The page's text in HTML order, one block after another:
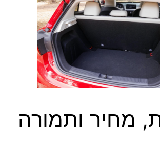
מחיר ותמורה